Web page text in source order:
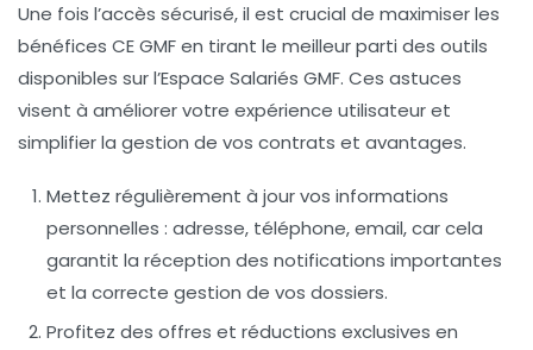
Une fois l’accès sécurisé, il est crucial de maximiser les
bénéfices CE GMF en tirant le meilleur parti des outils
disponibles sur l’Espace Salariés GMF. Ces astuces
visent à améliorer votre expérience utilisateur et
simplifier la gestion de vos contrats et avantages.
Mettez régulièrement à jour vos informations
personnelles : adresse, téléphone, email, car cela
garantit la réception des notifications importantes
et la correcte gestion de vos dossiers.
Profitez des offres et réductions exclusives en